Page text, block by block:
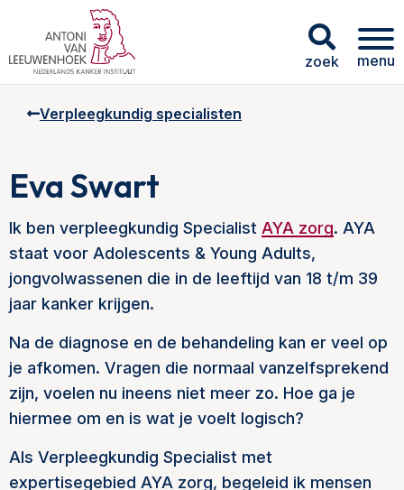
zoek menu
Verpleegkundig specialisten
Eva Swart
Ik ben verpleegkundig Specialist AYA zorg. AYA
staat voor Adolescents & Young Adults,
jongvolwassenen die in de leeftijd van 18 t/m 39
jaar kanker krijgen.
Na de diagnose en de behandeling kan er veel op
je afkomen. Vragen die normaal vanzelfsprekend
zijn, voelen nu ineens niet meer zo. Hoe ga je
hiermee om en is wat je voelt logisch?
Als Verpleegkundig Specialist met
expertisegebied AYA zorg, begeleid ik mensen